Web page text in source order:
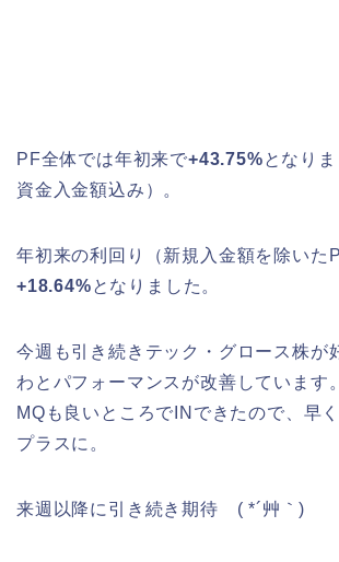
PF全体では年初来で+43.75%となり
資金入金額込み）。
年初来の利回り（新規入金額を除いた
+18.64%となりました。
今週も引き続きテック・グロース株が
わとパフォーマンスが改善しています
MQも良いところでINできたので、早
プラスに。
来週以降に引き続き期待 ( *´艸｀)